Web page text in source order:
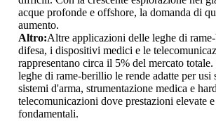
acque profonde e offshore, la domanda di
aumento.
Altro:Altre applicazioni delle leghe di
difesa, i dispositivi medici e le
rappresentano circa il 5% del mercato
leghe di rame-berillio le rende adatte per
sistemi d'arma, strumentazione medica e
telecomunicazioni dove prestazioni elevate
fondamentali.